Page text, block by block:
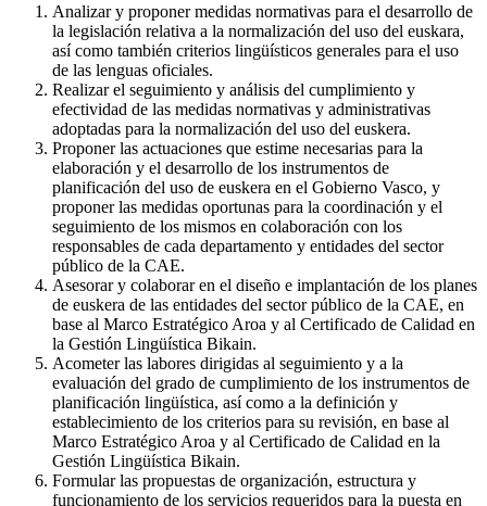
Analizar y proponer medidas normativas para el desarrollo de
la legislación relativa a la normalización del uso del euskara,
así como también criterios lingüísticos generales para el uso
de las lenguas oficiales.
Realizar el seguimiento y análisis del cumplimiento y
efectividad de las medidas normativas y administrativas
adoptadas para la normalización del uso del euskera.
Proponer las actuaciones que estime necesarias para la
elaboración y el desarrollo de los instrumentos de
planificación del uso de euskera en el Gobierno Vasco, y
proponer las medidas oportunas para la coordinación y el
seguimiento de los mismos en colaboración con los
responsables de cada departamento y entidades del sector
público de la CAE.
Asesorar y colaborar en el diseño e implantación de los planes
de euskera de las entidades del sector público de la CAE, en
base al Marco Estratégico Aroa y al Certificado de Calidad en
la Gestión Lingüística Bikain.
Acometer las labores dirigidas al seguimiento y a la
evaluación del grado de cumplimiento de los instrumentos de
planificación lingüística, así como a la definición y
establecimiento de los criterios para su revisión, en base al
Marco Estratégico Aroa y al Certificado de Calidad en la
Gestión Lingüística Bikain.
Formular las propuestas de organización, estructura y
funcionamiento de los servicios requeridos para la puesta en